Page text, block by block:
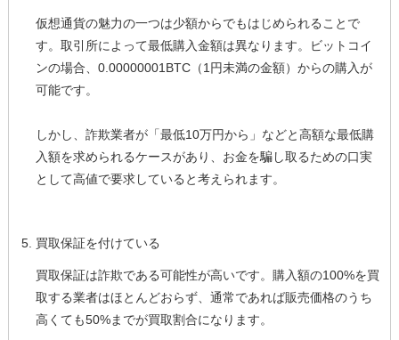
仮想通貨の魅力の一つは少額からでもはじめられることで
す。取引所によって最低購入金額は異なります。ビットコイ
ンの場合、0.00000001BTC（1円未満の金額）からの購入が
可能です。
しかし、詐欺業者が「最低10万円から」などと高額な最低購
入額を求められるケースがあり、お金を騙し取るための口実
として高値で要求していると考えられます。
買取保証を付けている
買取保証は詐欺である可能性が高いです。購入額の100%を買
取する業者はほとんどおらず、通常であれば販売価格のうち
高くても50%までが買取割合になります。